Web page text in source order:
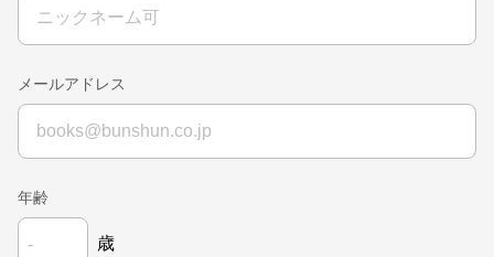
メールアドレス
年齢
歳